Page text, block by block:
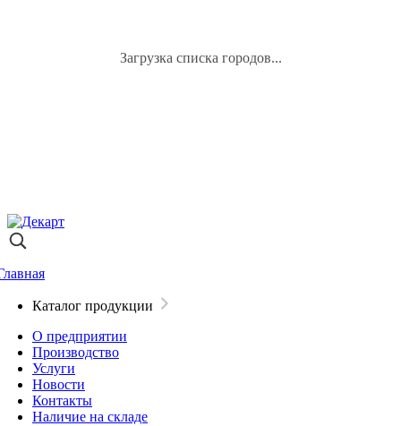
Загрузка списка городов...
Каталог продукции
О предприятии
Производство
Услуги
Новости
Контакты
Наличие на складе